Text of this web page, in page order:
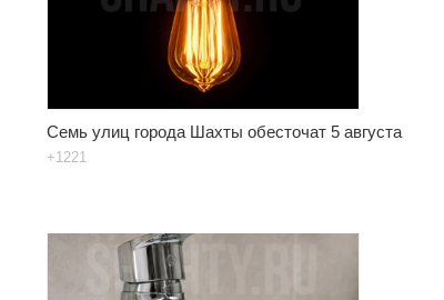
Семь улиц города Шахты обесточат 5 августа
+1221